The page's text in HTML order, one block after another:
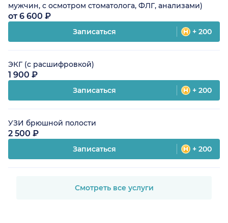
мужчин, с осмотром стоматолога, ФЛГ, анализами)
от 6 600 ₽
Записаться + 200
ЭКГ (с расшифровкой)
1 900 ₽
Записаться + 200
УЗИ брюшной полости
2 500 ₽
Записаться + 200
Смотреть все услуги